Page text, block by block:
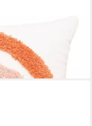
Baumwolle, 40 x 40